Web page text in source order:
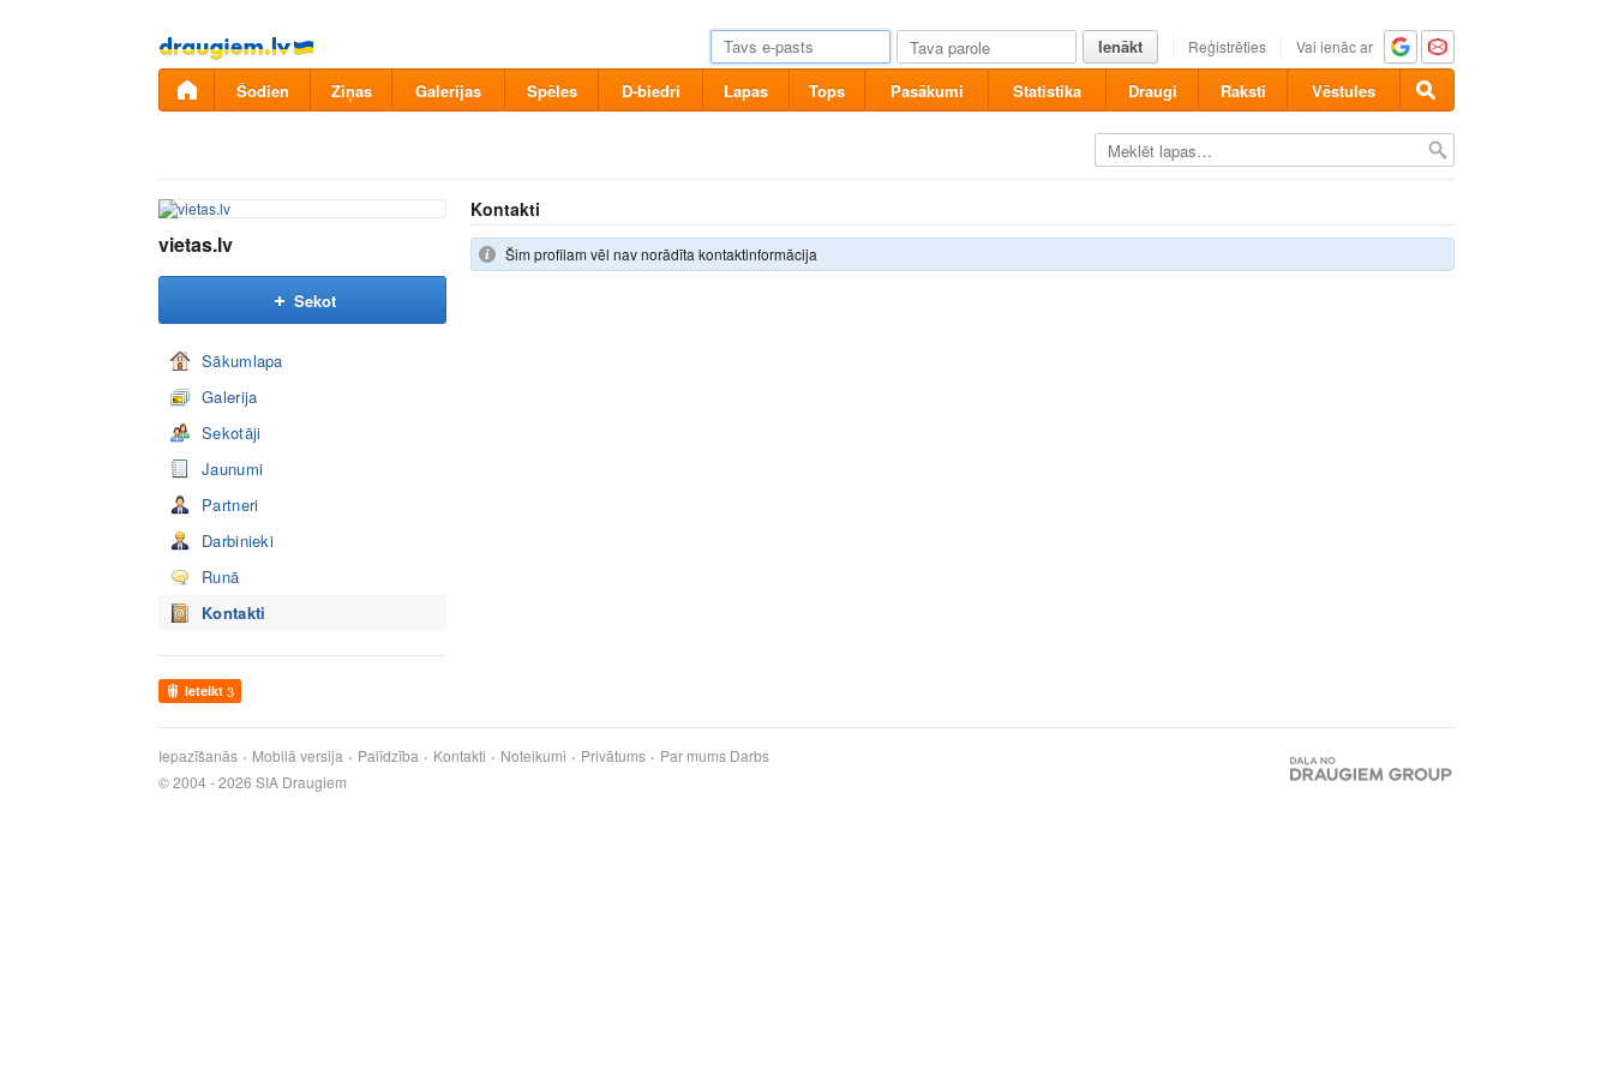
Pāriet
uz
saturu
Ienākt Reģistrēties Vai ienāc ar
Šodien Ziņas Galerijas Spēles D-biedri Lapas Tops Pasākumi Statistika Draugi Raksti Vēstules
vietas.lv
Sekot
Sākumlapa
Galerija
Sekotāji
Jaunumi
Partneri
Darbinieki
Runā
Kontakti
Ieteikt 3
Kontakti
Šim profilam vēl nav norādīta kontaktinformācija
Iepazīšanās Mobilā versija Palīdzība Kontakti Noteikumi Privātums Par mums Darbs
© 2004 - 2026 SIA Draugiem